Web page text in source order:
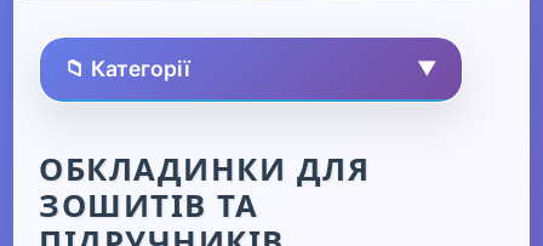
📁 Категорії ▼
▶ Спорт та захоплення
ОБКЛАДИНКИ ДЛЯ
ЗОШИТІВ ТА